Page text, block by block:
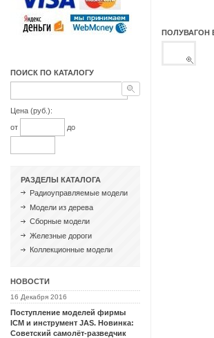
ПОИСК ПО КАТАЛОГУ
Цена (руб.):
от
до
РАЗДЕЛЫ КАТАЛОГА
Радиоуправляемые модели
Модели из дерева
Сборные модели
Железные дороги
Коллекционные модели
НОВОСТИ
16 Декабря 2016
Поступление моделей фирмы
ICM и инструмент JAS. Новинка:
Советский самолёт-разведчик
ПОЛУВАГОН